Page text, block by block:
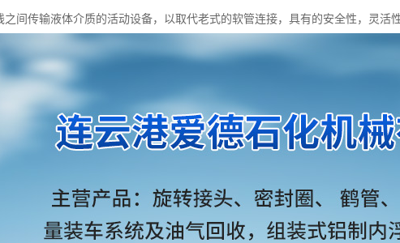
之间传输液体介质的活动设备，以取代老式的软管连接，具有的安全性，灵活